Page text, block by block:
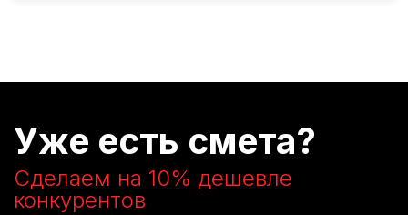
Уже есть смета?
Сделаем на 10% дешевле
конкурентов